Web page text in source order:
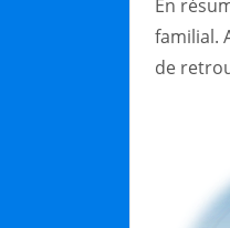
En
familial.
de